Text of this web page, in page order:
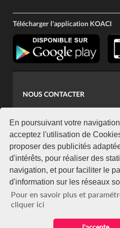
En poursuivant votre
acceptez l'utilisation de
proposer des publicités
d'intérêts, pour réaliser des
navigation, et pour faciliter le
d'information sur les réseaux
Pour en savoir plus et
cliquer ici
Télécharger l'application KOACI
NOUS CONTACTER
koaci@yahoo.fr
+225 07 08 85 52 93
NEWSLETTER
Restez connecté via notre
S'abonner
Se désabonner